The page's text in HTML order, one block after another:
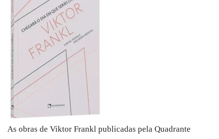
As obras de Viktor Frankl publicadas pela Quadrante